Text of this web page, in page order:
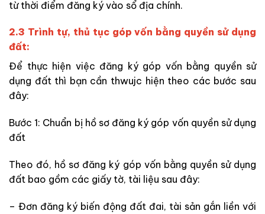
từ thời điểm đăng ký vào sổ địa chính.
2.3 Trình tự, thủ tục góp vốn bằng quyền sử dụng
đất:
Để thực hiện việc đăng ký góp vốn bằng quyền sử
dụng đất thì bạn cần thwujc hiện theo các bước sau
đây:
Bước 1: Chuẩn bị hồ sơ đăng ký góp vốn quyền sử dụng
đất
Theo đó, hồ sơ đăng ký góp vốn bằng quyền sử dụng
đất bao gồm các giấy tờ, tài liệu sau đây:
– Đơn đăng ký biến động đất đai, tài sản gắn liền với